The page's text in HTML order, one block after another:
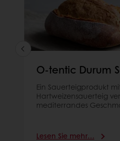
O-tentic Durum
Ein Sauerteigprodukt
Hartweizensauerteig
mediterrandes
Lesen Sie mehr…